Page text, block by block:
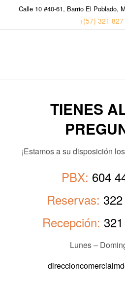
Calle 10 #40-61, Barrio El Poblado,
+(57) 321
TIENES
¡Estamos a su disposición
PBX: 604
Reservas:
Recepción:
Lunes –